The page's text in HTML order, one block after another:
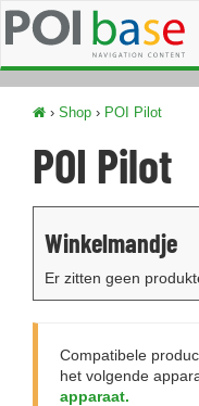
› Shop › POI Pilot
POI Pilot
Winkelmandje
Er zitten geen
Compatibele
het volgende
apparaat.